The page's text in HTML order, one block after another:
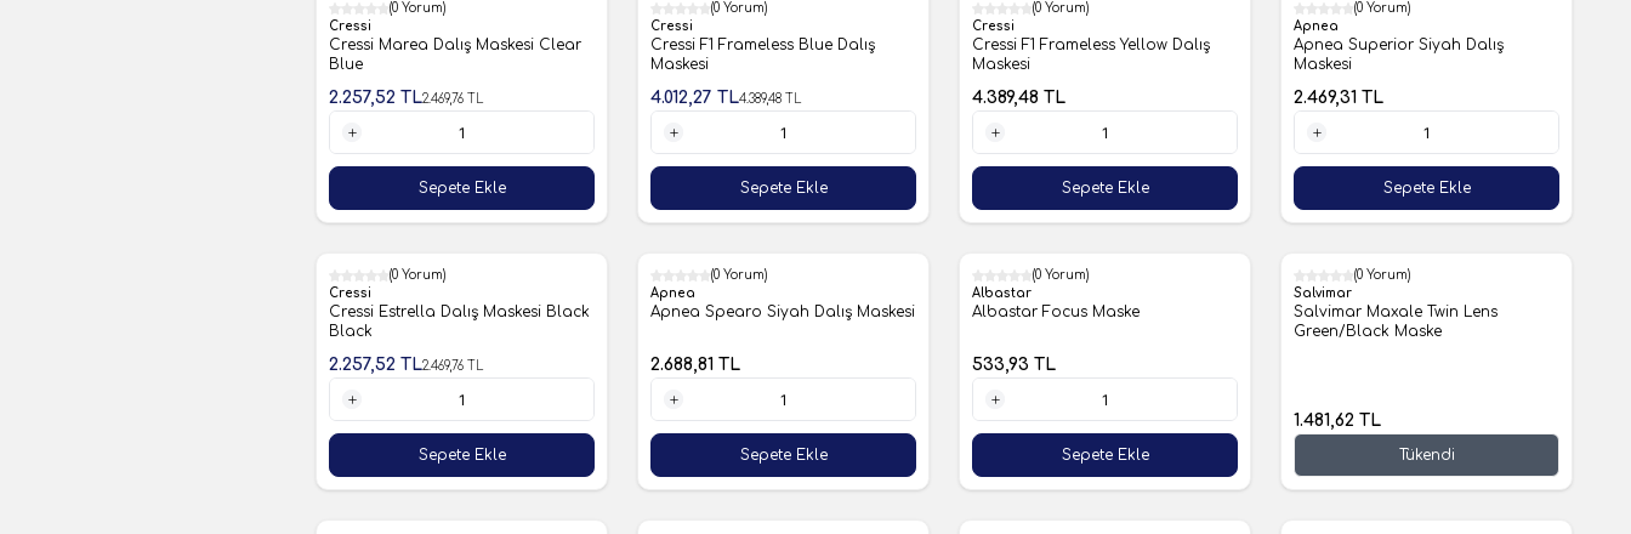
(0 Yorum)
Cressi
Cressi Marea Dalış Maskesi Clear
Blue
2.469,76
2.257,52 TL
1 Adet
Sepete Ekle
(0 Yorum)
Cressi
Cressi F1 Frameless Blue Dalış
Maskesi
4.389,48
4.012,27 TL
1 Adet
Sepete Ekle
(0 Yorum)
Cressi
Cressi F1 Frameless Yellow Dalış
Maskesi
4.389,48 TL
1 Adet
Sepete Ekle
(0 Yorum)
Apnea
Apnea Superior Siyah Dalış
Maskesi
2.469,31 TL
1 Adet
Sepete Ekle
(0 Yorum)
Cressi
Cressi Estrella Dalış Maskesi Black
Black
2.469,76
2.257,52 TL
1 Adet
Sepete Ekle
(0 Yorum)
Apnea
Apnea Spearo Siyah Dalış Maskesi
2.688,81 TL
1 Adet
Sepete Ekle
(0 Yorum)
Albastar
Albastar Focus Maske
533,93 TL
1 Adet
Sepete Ekle
(0 Yorum)
Salvimar
Salvimar Maxale Twin Lens
Green/Black Maske
1.481,62 TL
Tükendi